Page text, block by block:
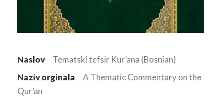
Naslov
Tematski tefsir Kur’ana (Bosnian)
Naziv orginala
A Thematic Commentary on the
Qur’an